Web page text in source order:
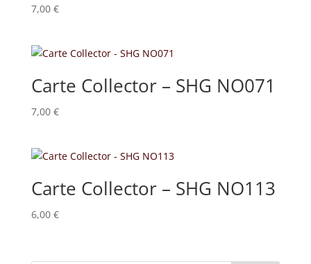
7,00 €
Carte Collector – SHG NO071
7,00 €
Carte Collector – SHG NO113
6,00 €